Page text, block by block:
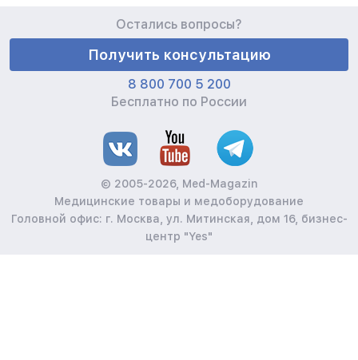
Остались вопросы?
Получить консультацию
8 800 700 5 200
Бесплатно по России
© 2005-2026, Med-Magazin
Медицинские товары и медоборудование
Головной офис: г. Москва, ул. Митинская, дом 16, бизнес-
центр "Yes"